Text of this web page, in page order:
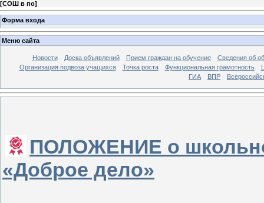
[СОШ в по]
Форма входа
Меню сайта
Новости Доска объявлений Прием граждан на обучение
Сведения об
Организация подвоза учащихся
Точка роста Функциональная грамотность
ГИА
ВПР
ПОЛОЖЕНИЕ о
«Доброе дело»